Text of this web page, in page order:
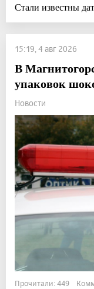
Стали известны
15:19, 4 авг 2026
В
упаковок
Новости
Прочитали: 449